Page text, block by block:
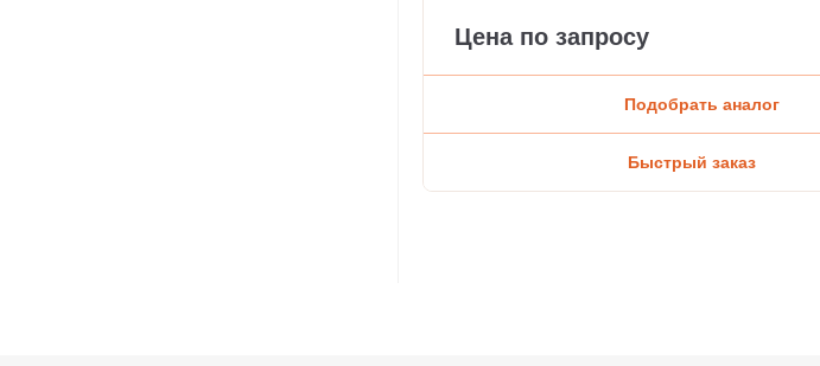
Цена по запросу
Подобрать аналог
Быстрый заказ